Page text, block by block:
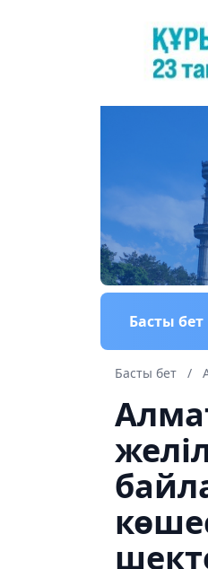
Басты бет
Басты бет /